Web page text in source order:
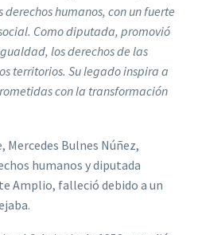
humanos, con un fuerte
Como diputada, promovió
los derechos de las
territorios. Su legado inspira a
con la transformación
Mercedes Bulnes Núñez,
humanos y diputada
Amplio, falleció debido a un